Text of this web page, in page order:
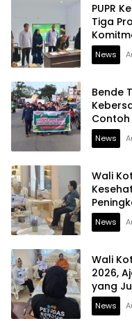
PUPR
Tiga
News
Bende
Contoh
News
Wali
News
Wali
2026,
yang
News